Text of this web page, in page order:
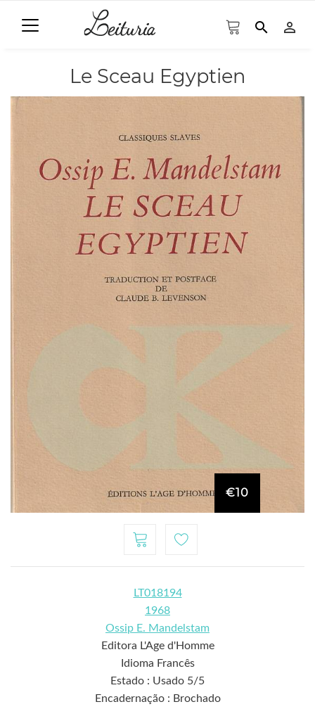
search person_outline
Le Sceau Egyptien
€10
LT018194
1968
Ossip E. Mandelstam
Editora L'Age d'Homme
Idioma Francês
Estado : Usado 5/5
Encadernação : Brochado